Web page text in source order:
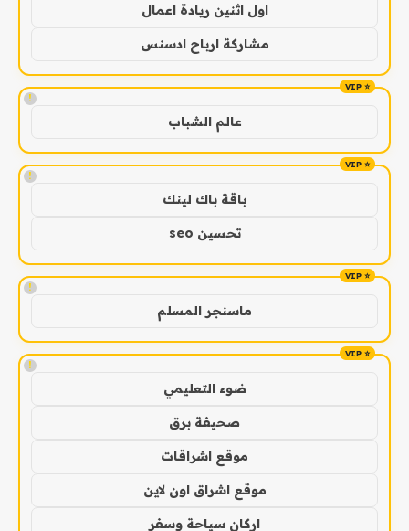
اول اثنين ريادة اعمال
مشاركة ارباح ادسنس
!
عالم الشباب
!
باقة باك لينك
تحسين seo
!
ماسنجر المسلم
!
ضوء التعليمي
صحيفة برق
موقع اشراقات
موقع اشراق اون لاين
اركان سياحة وسفر